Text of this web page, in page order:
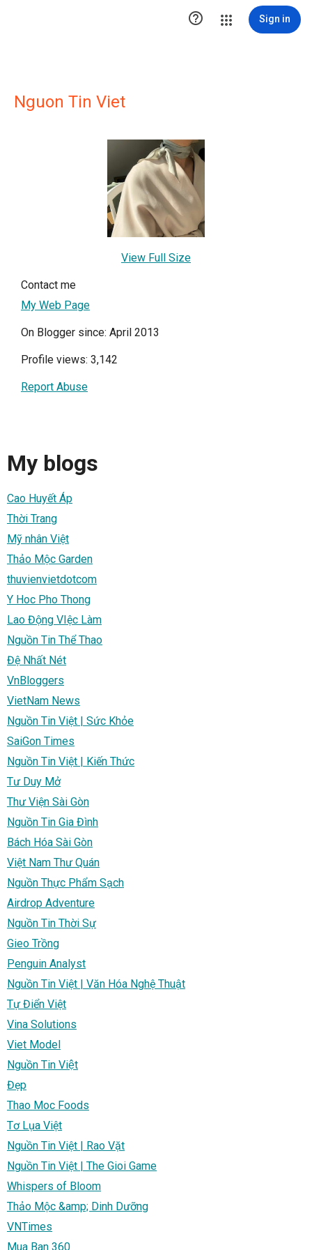
 Sign in
Nguon Tin Viet
View Full Size
Contact me
My Web Page
On Blogger since: April 2013
Profile views: 3,142
Report Abuse
My blogs
Cao Huyết Áp
Thời Trang
Mỹ nhân Việt
Thảo Mộc Garden
thuvienvietdotcom
Y Hoc Pho Thong
Lao Động VIệc Làm
Nguồn Tin Thể Thao
Đệ Nhất Nét
VnBloggers
VietNam News
Nguồn Tin Việt | Sức Khỏe
SaiGon Times
Nguồn Tin Việt | Kiến Thức
Tư Duy Mở
Thư Viện Sài Gòn
Nguồn Tin Gia Đình
Bách Hóa Sài Gòn
Việt Nam Thư Quán
Nguồn Thực Phẩm Sạch
Airdrop Adventure
Nguồn Tin Thời Sự
Gieo Trồng
Penguin Analyst
Nguồn Tin Việt | Văn Hóa Nghệ Thuật
Tự Điển Việt
Vina Solutions
Viet Model
Nguồn Tin Việt
Đẹp
Thao Moc Foods
Tơ Lụa Việt
Nguồn Tin Việt | Rao Vặt
Nguồn Tin Việt | The Gioi Game
Whispers of Bloom
Thảo Mộc &amp; Dinh Dưỡng
VNTimes
Mua Ban 360